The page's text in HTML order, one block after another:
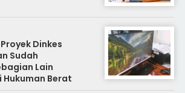
Dinkes
Sudah
Lain
Hukuman Berat